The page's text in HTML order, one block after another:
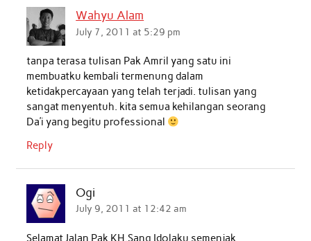
Wahyu Alam
July 7, 2011 at 5:29 pm
tanpa terasa tulisan Pak Amril yang satu ini
membuatku kembali termenung dalam
ketidakpercayaan yang telah terjadi. tulisan yang
sangat menyentuh. kita semua kehilangan seorang
Da’i yang begitu professional
Reply
Ogi
July 9, 2011 at 12:42 am
Selamat Jalan Pak KH,Sang Idolaku semenjak